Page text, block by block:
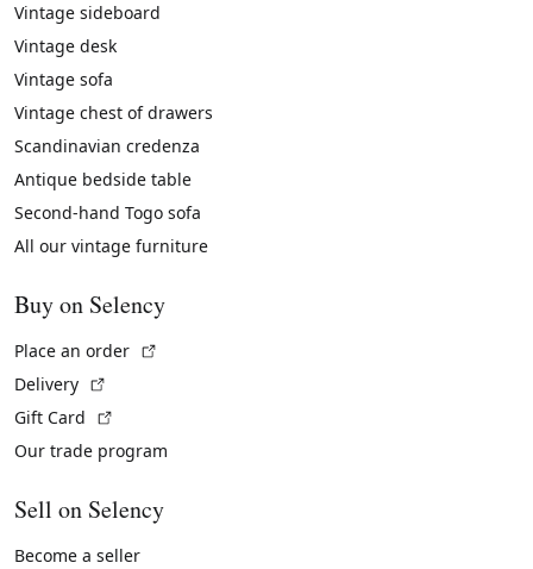
Vintage sideboard
Vintage desk
Vintage sofa
Vintage chest of drawers
Scandinavian credenza
Antique bedside table
Second-hand Togo sofa
All our vintage furniture
Buy on Selency
Place an order
Delivery
Gift Card
Our trade program
Sell on Selency
Become a seller